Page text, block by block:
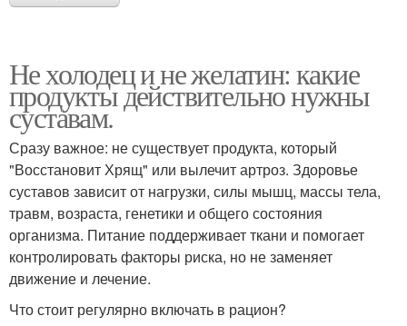
Не холодец и не желатин: какие
продукты действительно нужны
суставам.
Сразу важное: не существует продукта, который
"Восстановит Хрящ" или вылечит артроз. Здоровье
суставов зависит от нагрузки, силы мышц, массы тела,
травм, возраста, генетики и общего состояния
организма. Питание поддерживает ткани и помогает
контролировать факторы риска, но не заменяет
движение и лечение.
Что стоит регулярно включать в рацион?